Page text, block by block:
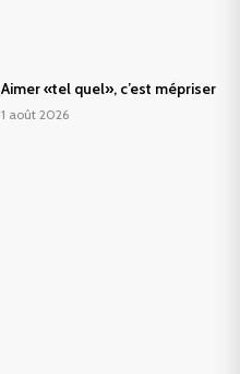
Aimer «tel quel», c’est mépriser
1 août 2026